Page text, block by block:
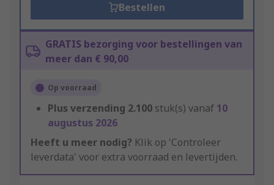
Bestellen
GRATIS bezorging voor bestellingen van
meer dan € 90,00
Op voorraad
Plus verzending 2.100 stuk(s) vanaf 10
augustus 2026
Heeft u meer nodig? Klik op 'Controleer
leverdata' voor extra voorraad en levertijden.